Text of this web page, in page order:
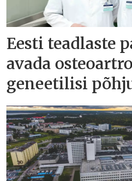
Eesti teadlaste
avada
geneetilisi